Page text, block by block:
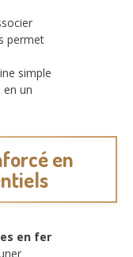
permet
simple
un
en
en fer